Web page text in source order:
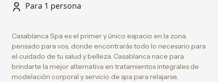
Para 1 persona
Casablanca Spa es el primer y único espacio en la zona,
pensado para vos, donde encontrarás todo lo necesario para
el cuidado de tu salud y belleza. Casablanca nace para
brindarte la mejor alternativa en tratamientos integrales de
modelación corporal y servicio de spa para relajarse,